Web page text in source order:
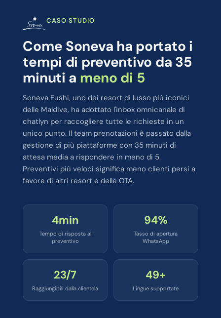
CASO STUDIO
Come Soneva ha portato i
tempi di preventivo da 35
minuti a meno di 5
Soneva Fushi, uno dei resort di lusso più iconici
delle Maldive, ha adottato l'inbox omnicanale di
chatlyn per raccogliere tutte le richieste in un
unico punto. Il team prenotazioni è passato dalla
gestione di più piattaforme con 35 minuti di
attesa media a rispondere in meno di 5.
Preventivi più veloci significa meno clienti persi a
favore di altri resort e delle OTA.
5min
Tempo di risposta al
preventivo
95%
Tasso di apertura
WhatsApp
24/7
Raggiungibili dalla clientela
50+
Lingue supportate